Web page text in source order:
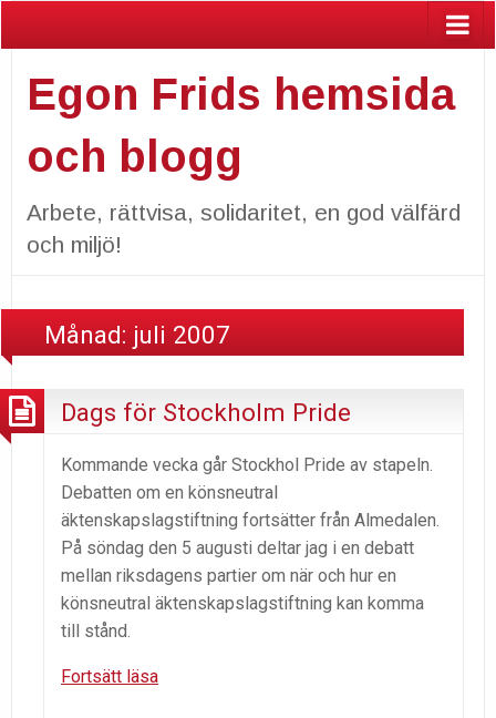
Egon Frids hemsida
och blogg
Arbete, rättvisa, solidaritet, en god välfärd
och miljö!
Månad: juli 2007
Dags för Stockholm Pride
Kommande vecka går Stockhol Pride av stapeln.
Debatten om en könsneutral
äktenskapslagstiftning fortsätter från Almedalen.
På söndag den 5 augusti deltar jag i en debatt
mellan riksdagens partier om när och hur en
könsneutral äktenskapslagstiftning kan komma
till stånd.
Fortsätt läsaDags